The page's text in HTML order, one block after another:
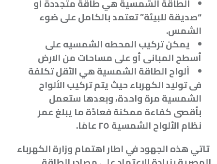
الطاقة الشمسية هي طاقة متجددة أو
“صديقة للبيئة” تعتمد بالكامل على ضوء
الشمس.
يمكن تركيب المحطه الشمسيه على
أسطح المبانى أو على مساحات من الارض
ألواح الطاقة الشمسية هي الأقل تكلفة
فى توليد الكهرباء حيث يتم تركيب الألواح
الشمسية مرة واحدة، وبعدها ستعمل
بأقصى كفاءة ممكنة فعادًة ما يبلغ عمر
نظام الألواح الشمسية ٢٥ عامًا
.
تاتي هذه الجهود في اطار اهتمام وزارة الكهرباء